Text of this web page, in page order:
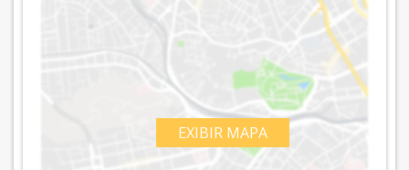
EXIBIR MAPA